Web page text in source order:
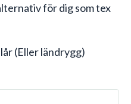
för dig som tex
(Eller ländrygg)